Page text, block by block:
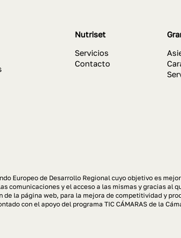
Nutriset
Servicios
Contacto
Europeo de Desarrollo Regional cuyo objetivo es
comunicaciones y el acceso a las mismas y gracias al
de la página web, para la mejora de competitividad y
con el apoyo del programa TIC CÁMARAS de la